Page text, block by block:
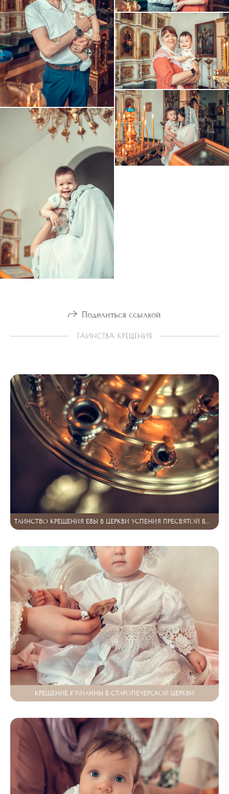
Поделиться ссылкой
ТАИНСТВА КРЕЩЕНИЯ
ТАИНСТВО КРЕЩЕНИЯ ЕВЫ В ЦЕРКВИ УСПЕНИЯ ПРЕСВЯТОЙ БОГОРОДИЦЫ В Г. БОГОРОДСК
КРЕЩЕНИЕ ЮЛИАННЫ В СТАРОПЕЧЕРСКОЙ ЦЕРКВИ